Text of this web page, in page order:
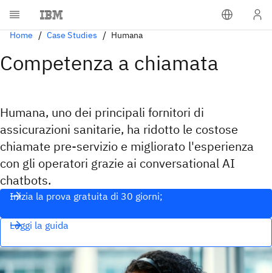
Home Case Studies Humana
Competenza a chiamata
Humana, uno dei principali fornitori di
assicurazioni sanitarie, ha ridotto le costose
chiamate pre-servizio e migliorato l'esperienza
con gli operatori grazie ai conversational AI
chatbots.
Inizia la prova gratuita di 30 giorni;
Leggi la guida